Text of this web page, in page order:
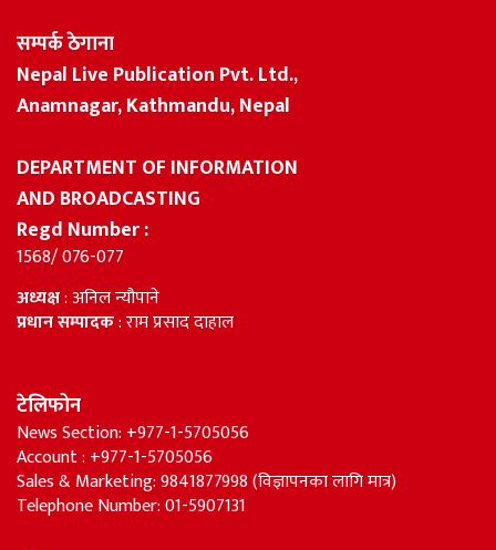
सम्पर्क ठेगाना
Nepal Live Publication Pvt. Ltd.,
Anamnagar, Kathmandu, Nepal
DEPARTMENT OF INFORMATION
AND BROADCASTING
Regd Number :
1568/ 076-077
अध्यक्ष: अनिल न्यौपाने
प्रधान सम्पादक: राम प्रसाद दाहाल
टेलिफोन
News Section: +977-1-5705056
Account : +977-1-5705056
Sales & Marketing: 9841877998 (विज्ञापनका लागि मात्र)
Telephone Number: 01-5907131